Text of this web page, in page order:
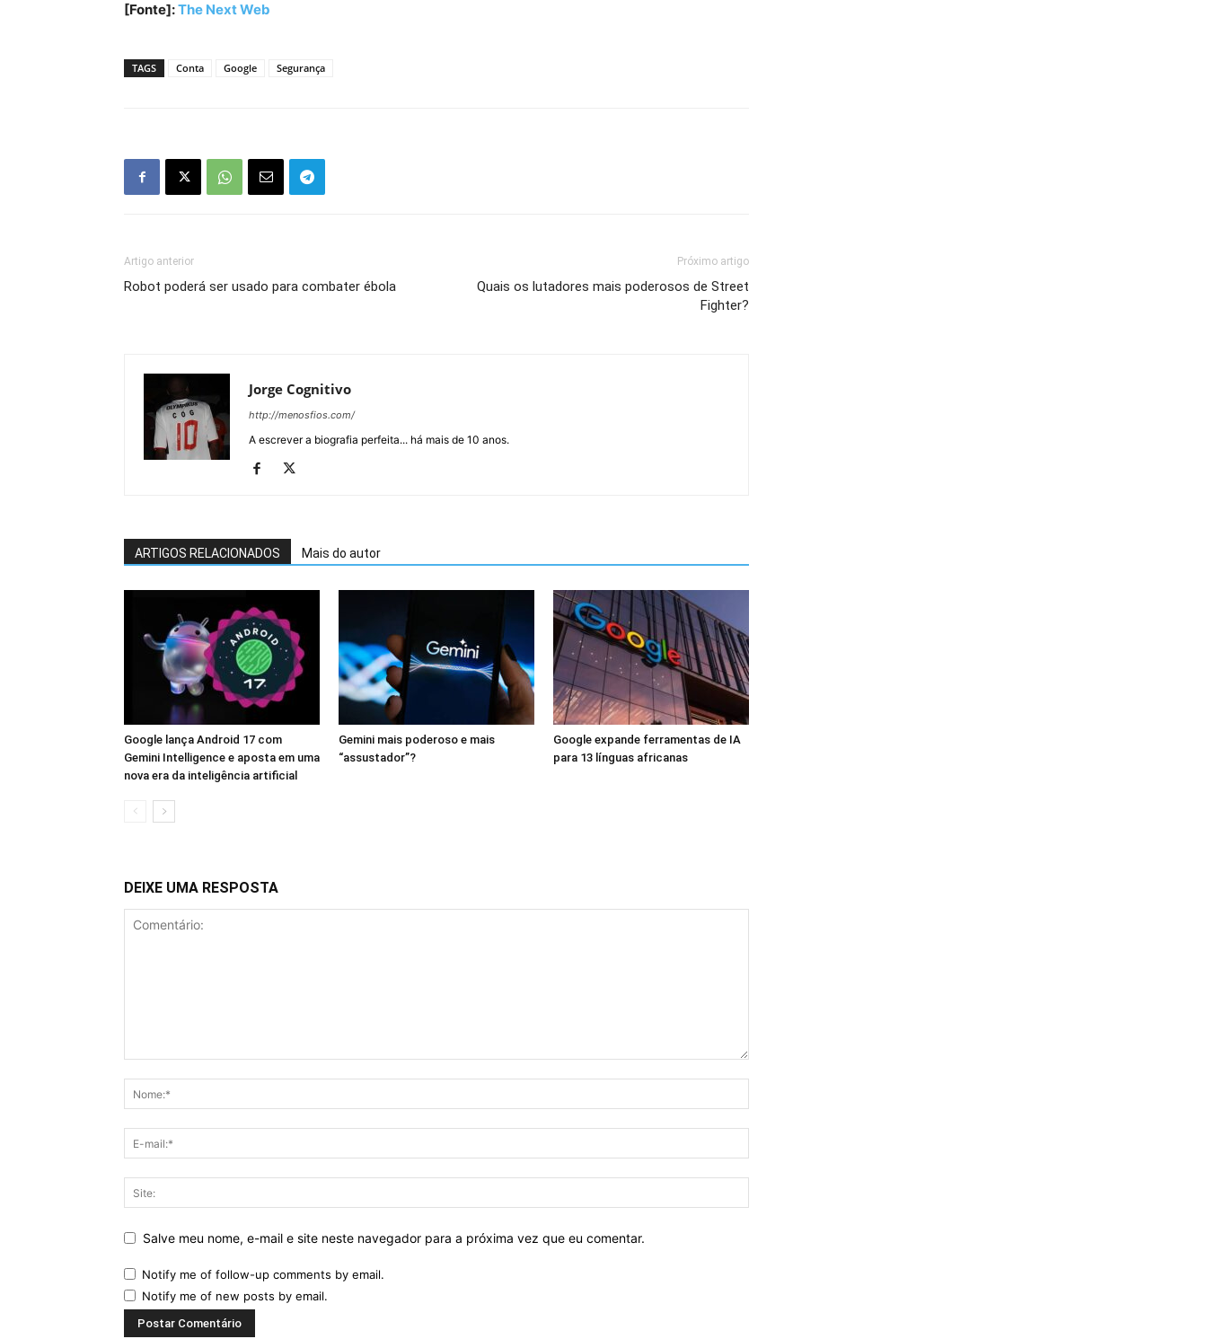
[Fonte]:The Next Web
TAGS Conta Google Segurança
Artigo anterior
Robot poderá ser usado para combater ébola
Próximo artigo
Quais os lutadores mais poderosos de Street
Fighter?
Jorge Cognitivo
http://menosfios.com/
A escrever a biografia perfeita... há mais de 10 anos.
ARTIGOS RELACIONADOS Mais do autor
Google lança Android 17 com
Gemini Intelligence e aposta em uma
nova era da inteligência artificial
Gemini mais poderoso e mais
“assustador”?
Google expande ferramentas de IA
para 13 línguas africanas
DEIXE UMA RESPOSTA
Salve meu nome, e-mail e site neste navegador para a próxima vez que eu comentar.
Notify me of follow-up comments by email.
Notify me of new posts by email.